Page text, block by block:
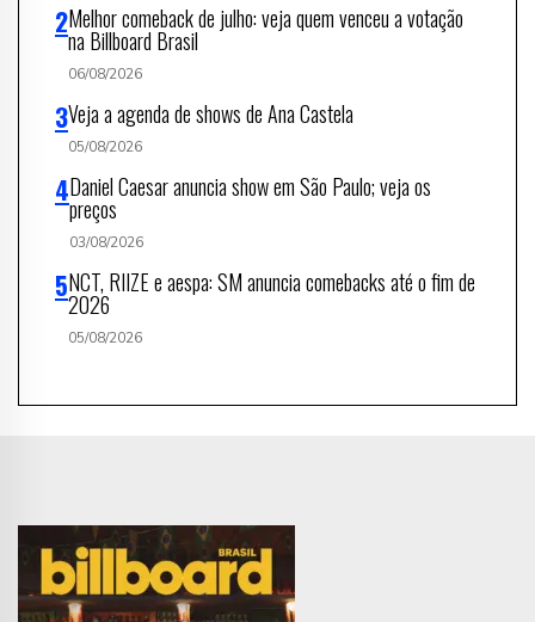
Melhor comeback de julho: veja quem venceu a votação
na Billboard Brasil
06/08/2026
Veja a agenda de shows de Ana Castela
05/08/2026
Daniel Caesar anuncia show em São Paulo; veja os
preços
03/08/2026
NCT, RIIZE e aespa: SM anuncia comebacks até o fim de
2026
05/08/2026